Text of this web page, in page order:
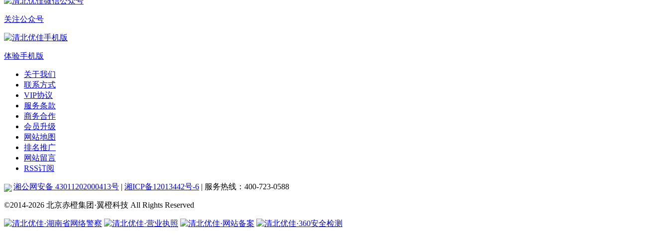
关注公众号
体验手机版
关于我们
联系方式
VIP协议
服务条款
商务合作
会员升级
网站地图
排名推广
网站留言
RSS订阅
湘公网安备 43011202000413号 | 湘ICP备12013442号-6 | 服务热线：400-723-0588
©2014-2026 北京赤橙集团·翼橙科技 All Rights Reserved